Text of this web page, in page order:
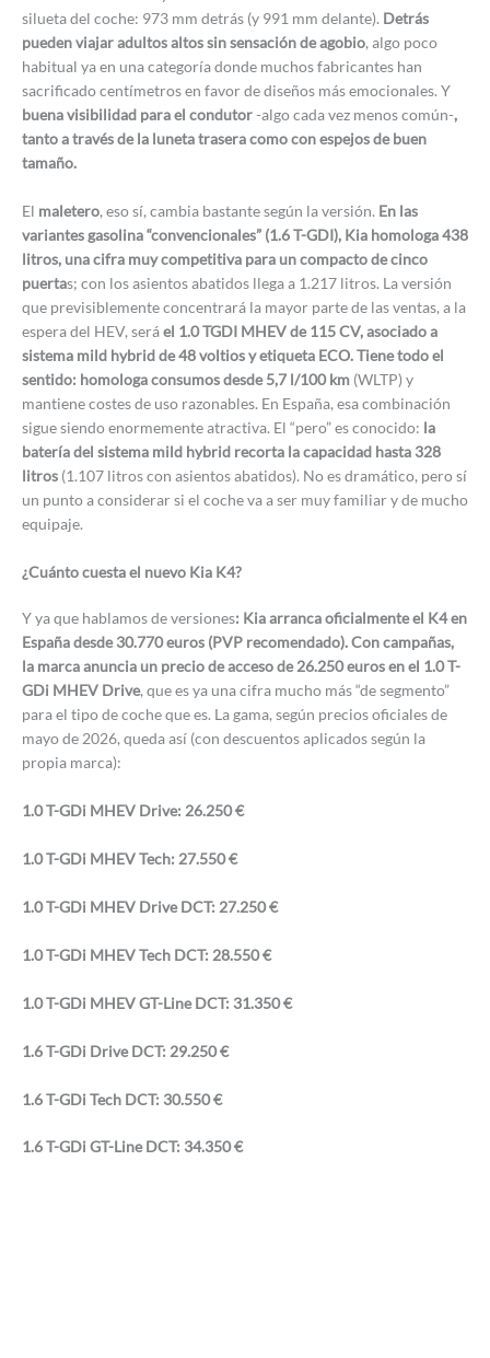
silueta del coche: 973 mm detrás (y 991 mm delante). Detrás
pueden viajar adultos altos sin sensación de agobio, algo poco
habitual ya en una categoría donde muchos fabricantes han
sacrificado centímetros en favor de diseños más emocionales. Y
buena visibilidad para el condutor-algo cada vez menos común-,
tanto a través de la luneta trasera como con espejos de buen
tamaño.
El maletero, eso sí, cambia bastante según la versión. En las
variantes gasolina “convencionales” (1.6 T-GDI), Kia homologa 438
litros, una cifra muy competitiva para un compacto de cinco
puertas; con los asientos abatidos llega a 1.217 litros. La versión
que previsiblemente concentrará la mayor parte de las ventas, a la
espera del HEV, seráel 1.0 TGDI MHEV de 115 CV, asociado a
sistema mild hybrid de 48 voltios y etiqueta ECO. Tiene todo el
sentido: homologa consumos desde 5,7 l/100 km (WLTP) y
mantiene costes de uso razonables. En España, esa combinación
sigue siendo enormemente atractiva. El “pero” es conocido: la
batería del sistema mild hybrid recorta la capacidad hasta 328
litros (1.107 litros con asientos abatidos). No es dramático, pero sí
un punto a considerar si el coche va a ser muy familiar y de mucho
equipaje.
¿Cuánto cuesta el nuevo Kia K4?
Y ya que hablamos de versiones: Kia arranca oficialmente el K4 en
España desde 30.770 euros (PVP recomendado). Con campañas,
la marca anuncia un precio de acceso de 26.250 euros en el 1.0 T-
GDi MHEV Drive, que es ya una cifra mucho más “de segmento”
para el tipo de coche que es. La gama, según precios oficiales de
mayo de 2026, queda así (con descuentos aplicados según la
propia marca):
1.0 T-GDi MHEV Drive: 26.250 €
1.0 T-GDi MHEV Tech: 27.550 €
1.0 T-GDi MHEV Drive DCT: 27.250 €
1.0 T-GDi MHEV Tech DCT: 28.550 €
1.0 T-GDi MHEV GT-Line DCT: 31.350 €
1.6 T-GDi Drive DCT: 29.250 €
1.6 T-GDi Tech DCT: 30.550 €
1.6 T-GDi GT-Line DCT: 34.350 €